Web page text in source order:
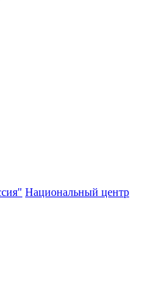
Национальный центр